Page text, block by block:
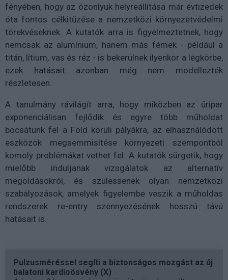
fényében, hogy az ózonlyuk helyreállítása már évtizedek
óta fontos célkitűzése a nemzetközi környezetvédelmi
törekvéseknek. A kutatók arra is figyelmeztetnek, hogy
nemcsak az alumínium, hanem más fémek - például a
titán, lítium, vas és réz - is bekerülnek ilyenkor a légkörbe,
ezek hatásait azonban még nem modellezték
részletesen.
A tanulmány rávilágít arra, hogy miközben az űripar
exponenciálisan fejlődik és egyre több műholdat
bocsátunk fel a Föld körüli pályákra, az elhasználódott
eszközök megsemmisítése környezeti szempontból
komoly problémákat vethet fel. A kutatók sürgetik, hogy
mielőbb induljanak vizsgálatok az alternatív
megoldásokról, és szülessenek olyan nemzetközi
szabályozások, amelyek figyelembe veszik a műholdas
rendszerek re-entry szennyezésének hosszú távú
hatásait is.
Pulzusméréssel segíti a biztonságos mozgást az új
balatoni kardioösvény (X)